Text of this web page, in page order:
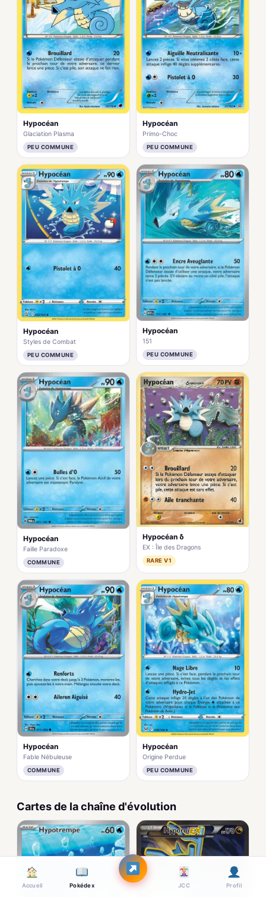
Hypocéan
Glaciation Plasma
PEU COMMUNE
Hypocéan
Primo-Choc
PEU COMMUNE
Hypocéan
Styles de Combat
PEU COMMUNE
Hypocéan
151
PEU COMMUNE
Hypocéan
Faille Paradoxe
COMMUNE
Hypocéan δ
EX : Île des Dragons
RARE V1
Hypocéan
Fable Nébuleuse
COMMUNE
Hypocéan
Origine Perdue
PEU COMMUNE
Cartes de la chaîne d'évolution
Accueil Pokédex JCC Profil